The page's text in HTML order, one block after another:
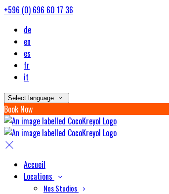
+596 (0) 696 60 17 36
de
en
es
fr
it
Select language
Book Now
Accueil
Locations
Nos Studios